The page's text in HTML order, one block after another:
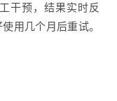
干预，结果实时反
用几个月后重试。